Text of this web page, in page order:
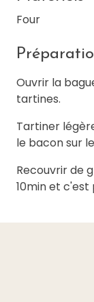
Four
Ouvrir la
tartines.
Tartiner
le bacon sur
Recouvrir de
10min et c'est